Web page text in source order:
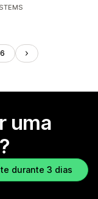
uma
durante 3 dias